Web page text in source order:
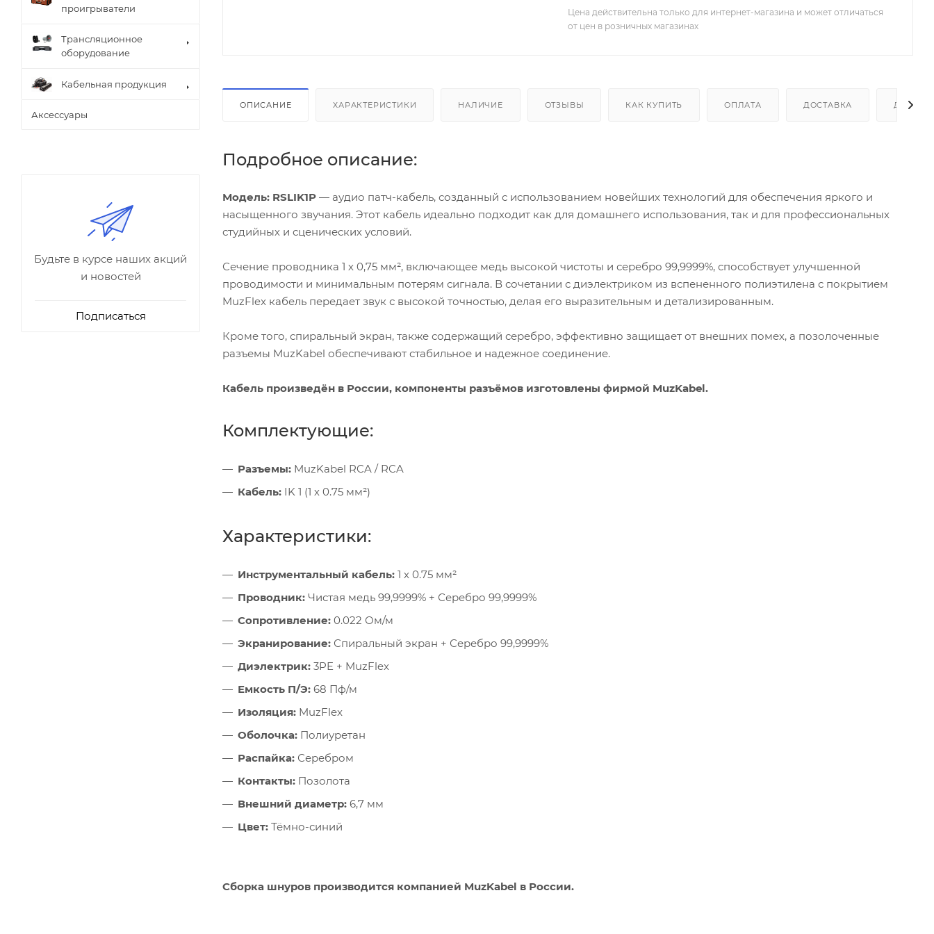
Цена действительна только для интернет-магазина и может отличаться
от цен в розничных магазинах
ОПИСАНИЕ ХАРАКТЕРИСТИКИ НАЛИЧИЕ ОТЗЫВЫ КАК КУПИТЬ ОПЛАТА ДОСТАВКА
Подробное описание:
Модель: RSLIK1P — аудио патч-кабель, созданный с использованием новейших технологий для обеспечения яркого и
насыщенного звучания. Этот кабель идеально подходит как для домашнего использования, так и для профессиональных
студийных и сценических условий.
Сечение проводника 1 х 0,75 мм², включающее медь высокой чистоты и серебро 99,9999%, способствует улучшенной
проводимости и минимальным потерям сигнала. В сочетании с диэлектриком из вспененного полиэтилена с покрытием
MuzFlex кабель передает звук с высокой точностью, делая его выразительным и детализированным.
Кроме того, спиральный экран, также содержащий серебро, эффективно защищает от внешних помех, а позолоченные
разъемы MuzKabel обеспечивают стабильное и надежное соединение.
Кабель произведён в России, компоненты разъёмов изготовлены фирмой MuzKabel.
Комплектующие:
Разъемы: MuzKabel RCA / RCA
Кабель: IK 1 (1 х 0.75 мм²)
Характеристики:
Инструментальный кабель: 1 х 0.75 мм²
Проводник: Чистая медь 99,9999% + Серебро 99,9999%
Сопротивление: 0.022 Ом/м
Экранирование: Спиральный экран + Серебро 99,9999%
Диэлектрик: 3PE + MuzFlex
Емкость П/Э: 68 Пф/м
Изоляция: MuzFlex
Оболочка: Полиуретан
Распайка: Серебром
Контакты: Позолота
Внешний диаметр: 6,7 мм
Цвет: Тёмно-синий
Сборка шнуров производится компанией MuzKabel в России.
проигрыватели
Трансляционное
оборудование
Кабельная продукция
Аксессуары
Будьте в курсе наших акций
и новостей
Подписаться